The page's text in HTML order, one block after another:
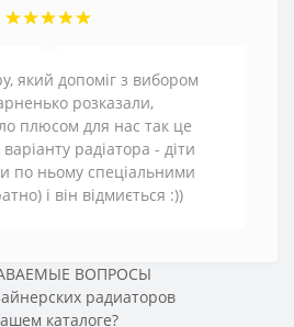
який допоміг з вибором
розказали,
плюсом для нас так це
радіатора - діти
по ньому спеціальними
і він відмиється :))
ВОПРОСЫ
радиаторов
каталоге?